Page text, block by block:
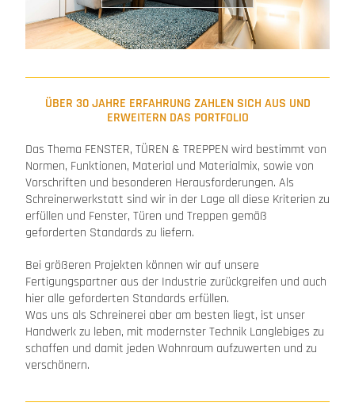
ÜBER 30 JAHRE ERFAHRUNG ZAHLEN SICH AUS UND
ERWEITERN DAS PORTFOLIO
Das Thema FENSTER, TÜREN & TREPPEN wird bestimmt von
Normen, Funktionen, Material und Materialmix, sowie von
Vorschriften und besonderen Herausforderungen. Als
Schreinerwerkstatt sind wir in der Lage all diese Kriterien zu
erfüllen und Fenster, Türen und Treppen gemäß
geforderten Standards zu liefern.
Bei größeren Projekten können wir auf unsere
Fertigungspartner aus der Industrie zurückgreifen und auch
hier alle geforderten Standards erfüllen.
Was uns als Schreinerei aber am besten liegt, ist unser
Handwerk zu leben, mit modernster Technik Langlebiges zu
schaffen und damit jeden Wohnraum aufzuwerten und zu
verschönern.